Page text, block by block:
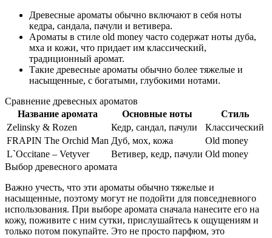
Древесные ароматы обычно включают в себя ноты
кедра, сандала, пачули и ветивера.
Ароматы в стиле old money часто содержат ноты дуба,
мха и кожи, что придает им классический,
традиционный аромат.
Такие древесные ароматы обычно более тяжелые и
насыщенные, с богатыми, глубокими нотами.
Сравнение древесных ароматов
Название аромата
Основные ноты
Стиль
Zelinsky & Rozen
Кедр, сандал, пачули
Классический
FRAPIN The Orchid Man Дуб, мох, кожа
Old money
L`Occitane – Vetyver
Ветивер, кедр, пачули Old money
Выбор древесного аромата
Важно учесть, что эти ароматы обычно тяжелые и
насыщенные, поэтому могут не подойти для повседневного
использования. При выборе аромата сначала нанесите его на
кожу, поживите с ним сутки, прислушайтесь к ощущениям и
только потом покупайте. Это не просто парфюм, это